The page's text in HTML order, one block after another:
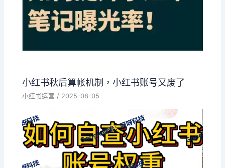
小红书秋后算帐机制，小红书账号又废了
小红书运营 / 2025-08-05